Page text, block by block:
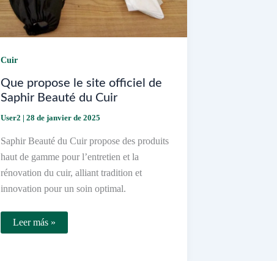
Cuir
Que propose le site officiel de
Saphir Beauté du Cuir
User2 |28 de janvier de 2025
Saphir Beauté du Cuir propose des produits
haut de gamme pour l’entretien et la
rénovation du cuir, alliant tradition et
innovation pour un soin optimal.
Que
propose
Leer más »